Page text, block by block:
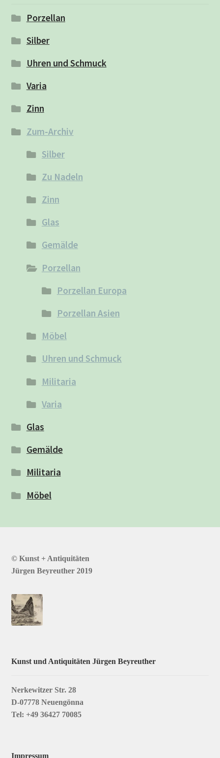
Porzellan
Silber
Uhren und Schmuck
Varia
Zinn
Zum-Archiv
Silber
Zu Nadeln
Zinn
Glas
Gemälde
Porzellan
Porzellan Europa
Porzellan Asien
Möbel
Uhren und Schmuck
Militaria
Varia
Glas
Gemälde
Militaria
Möbel
© Kunst + Antiquitäten
Jürgen Beyreuther 2019
Kunst und Antiquitäten Jürgen Beyreuther
Nerkewitzer Str. 28
D-07778 Neuengönna
Tel: +49 36427 70085
Impressum